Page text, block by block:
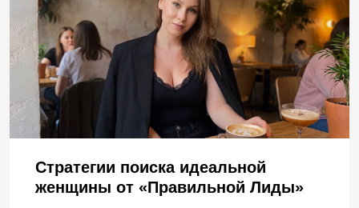
Стратегии поиска идеальной
женщины от «Правильной Лиды»